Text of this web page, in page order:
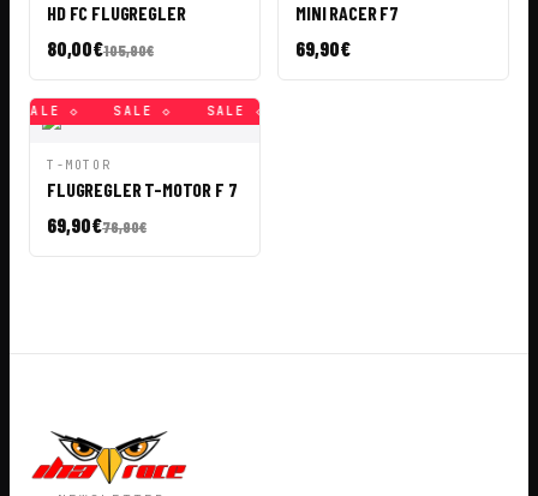
HD FC FLUGREGLER
80,00€105,90€
MINI RACER F7
69,90€
SALE ◇ SALE ◇ SALE ◇
SCHNELLANSICHT
T-MOTOR
FLUGREGLER T-MOTOR F 7
69,90€76,90€